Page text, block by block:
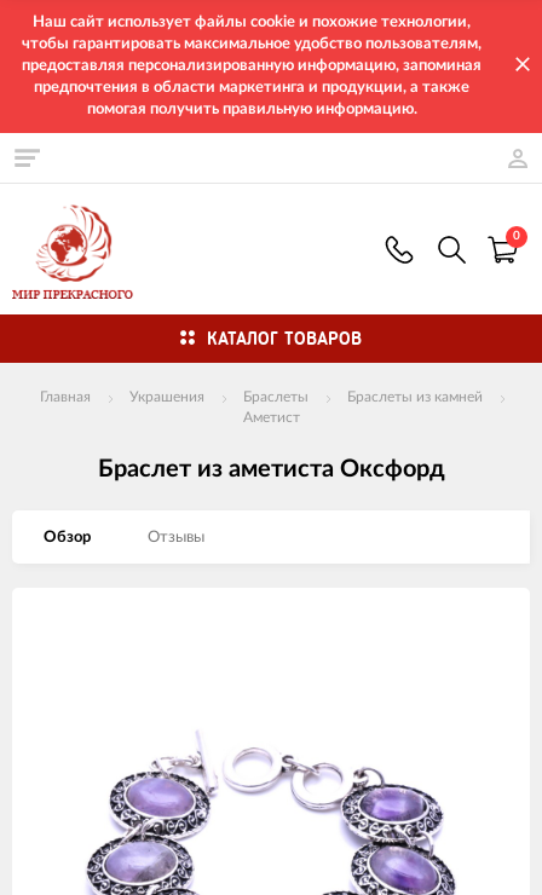
Наш сайт использует файлы cookie и похожие технологии,
чтобы гарантировать максимальное удобство пользователям,
предоставляя персонализированную информацию, запоминая
предпочтения в области маркетинга и продукции, а также
помогая получить правильную информацию.
0
КАТАЛОГ ТОВАРОВ
Главная Украшения Браслеты
Браслеты из камней
Аметист
Браслет из аметиста Оксфорд
Обзор Отзывы